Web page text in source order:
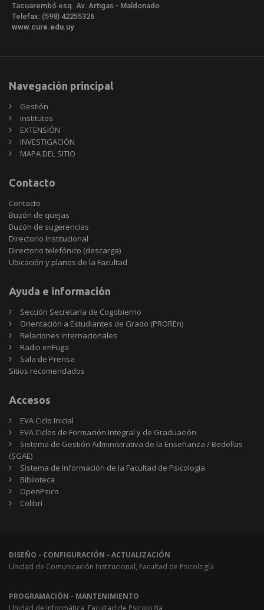
Tacuarembó esq. Av. Artigas - Maldonado
Telefax: (598) 42255326
www.cure.edu.uy
Navegación principal
Gestión
Institutos
EXTENSIÓN
INVESTIGACIÓN
MAPA DEL SITIO
Contacto
Contacto
Buzón de quejas
Buzón de sugerencias
Directorio Institucional
Directorio telefónico (descarga)
Ubicación y planos de la Facultad
Ayuda e información
Sección Secretaría de Cogobierno
Orientación a Estudiantes de Grado (PROREn)
Relaciones internacionales
Radio enFuga
Sala de Prensa
Sitios
Sitios recomendados
Accesos
EVA Ciclo Inicial
EVA Ciclos de Formación Integral y de Graduación
Sistema de Gestión Administrativa de la Enseñanza / Bedelías
(SGAE)
Sistema de Información de la Facultad de Psicología
Biblioteca
OpenPsico
Colibrí
DISEÑO - CONFIGURACIÓN - ACTUALIZACIÓN
Unidad de Comunicación Institucional, Facultad de Psicología
PROGRAMACIÓN - MANTENIMIENTO
Unidad de Informática, Facultad de Psicología